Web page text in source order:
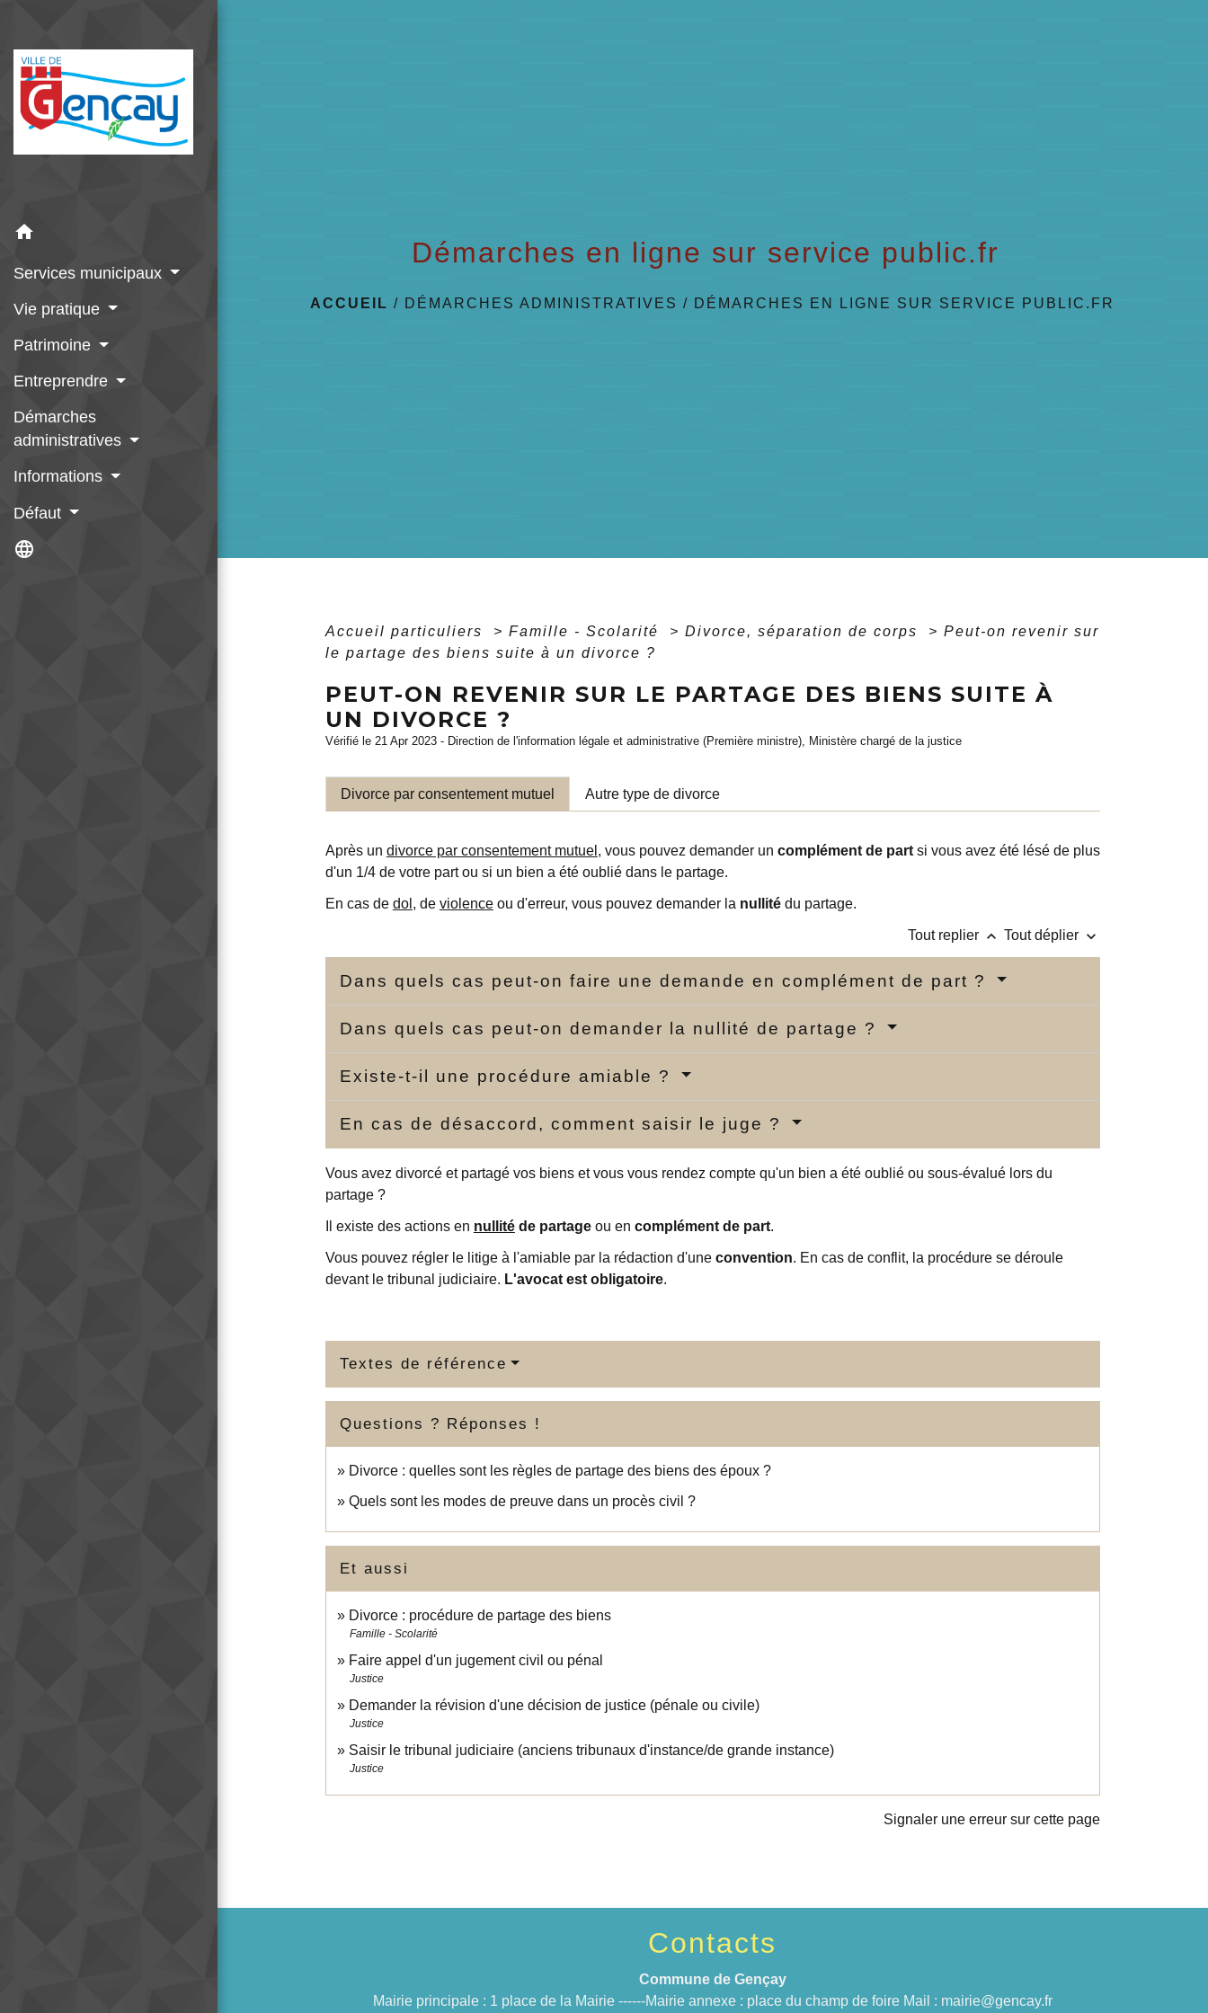
home
Services municipaux
Vie pratique
Patrimoine
Entreprendre
Démarches
administratives
Informations
Défaut
language
Démarches en ligne sur service public.fr
ACCUEIL / DÉMARCHES ADMINISTRATIVES / DÉMARCHES EN LIGNE SUR SERVICE PUBLIC.FR
Accueil particuliers > Famille - Scolarité > Divorce, séparation de corps > Peut-on revenir sur
le partage des biens suite à un divorce ?
PEUT-ON REVENIR SUR LE PARTAGE DES BIENS SUITE À
UN DIVORCE ?
Vérifié le 21 Apr 2023 - Direction de l'information légale et administrative (Première ministre), Ministère chargé de la justice
Divorce par consentement mutuel Autre type de divorce
Après un divorce par consentement mutuel , vous pouvez demander un complément de partsi vous avez été lésé de plus
d'un 1/4 de votre part ou si un bien a été oublié dans le partage.
En cas de dol , de violenceou d'erreur, vous pouvez demander la nullitédu partage.
Tout replier keyboard_arrow_up Tout déplier keyboard_arrow_down
Dans quels cas peut-on faire une demande en complément de part ?
Dans quels cas peut-on demander la nullité de partage ?
Existe-t-il une procédure amiable ?
En cas de désaccord, comment saisir le juge ?
Vous avez divorcé et partagé vos biens et vous vous rendez compte qu'un bien a été oublié ou sous-évalué lors du
partage ?
Il existe des actions en nullitéde partageou en complément de part.
Vous pouvez régler le litige à l'amiable par la rédaction d'une convention. En cas de conflit, la procédure se déroule
devant le tribunal judiciaire. L'avocat est obligatoire.
Textes de référence
Questions ? Réponses !
Divorce : quelles sont les règles de partage des biens des époux ?
Quels sont les modes de preuve dans un procès civil ?
Et aussi
Divorce : procédure de partage des biens
Famille - Scolarité
Faire appel d'un jugement civil ou pénal
Justice
Demander la révision d'une décision de justice (pénale ou civile)
Justice
Saisir le tribunal judiciaire (anciens tribunaux d'instance/de grande instance)
Justice
Signaler une erreur sur cette page
Contacts
Commune de Gençay
Mairie principale : 1 place de la Mairie ------Mairie annexe : place du champ de foire Mail : mairie@gencay.fr